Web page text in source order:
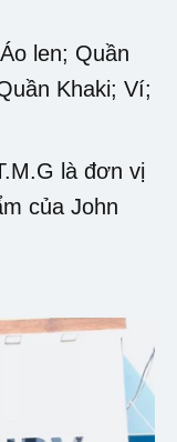
len; Quần
Khaki; Ví;
là đơn vị
của John